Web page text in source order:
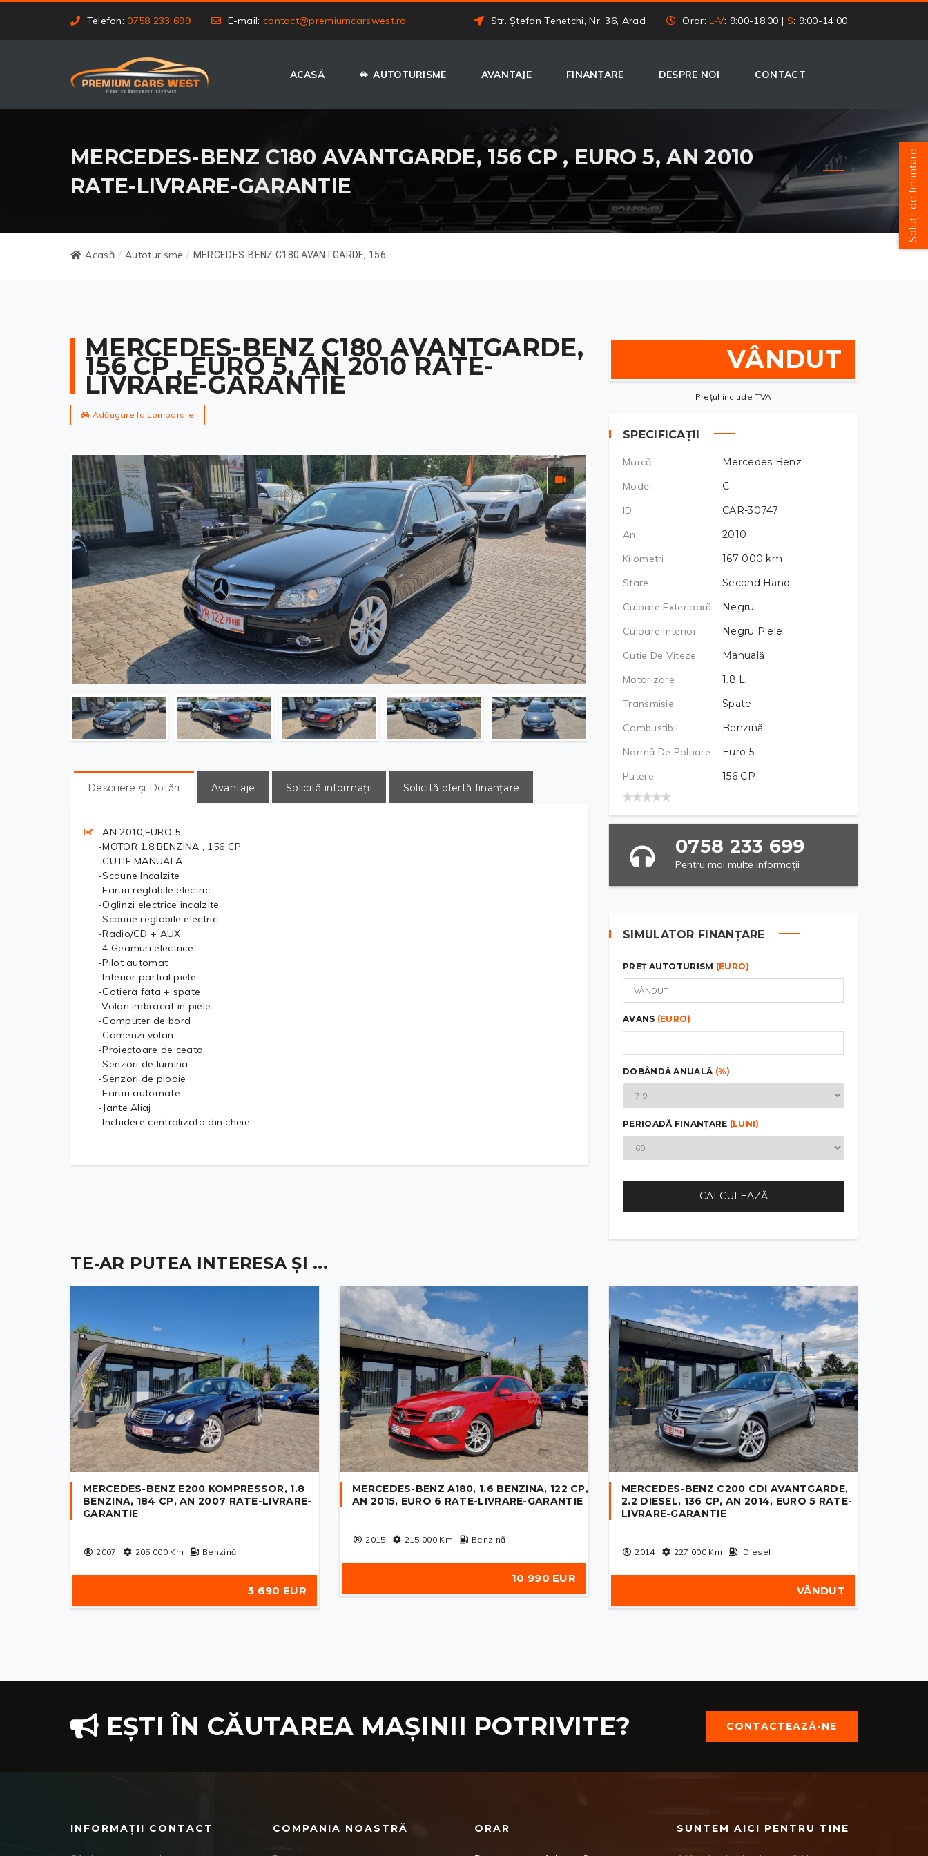
Telefon:0758 233 699 E-mail: contact@premiumcarswest.ro Str. Ștefan Tenetchi, Nr. 36, Arad Orar:L-V: 9:00-18:00 | S: 9:00-14:00
ACASĂ AUTOTURISME AVANTAJE FINANȚARE DESPRE NOI CONTACT
MERCEDES-BENZ C180 AVANTGARDE, 156 CP , EURO 5, AN 2010
RATE-LIVRARE-GARANTIE
Acasă / Autoturisme / MERCEDES-BENZ C180 AVANTGARDE, 156...
MERCEDES-BENZ C180 AVANTGARDE,
156 CP , EURO 5, AN 2010 RATE-
LIVRARE-GARANTIE
Adăugare la comparare
Descriere și Dotări Avantaje Solicită informații Solicită ofertă finanțare
-AN 2010,EURO 5
-MOTOR 1.8 BENZINA , 156 CP
-CUTIE MANUALA
-Scaune Incalzite
-Faruri reglabile electric
-Oglinzi electrice incalzite
-Scaune reglabile electric
-Radio/CD + AUX
-4 Geamuri electrice
-Pilot automat
-Interior partial piele
-Cotiera fata + spate
-Volan imbracat in piele
-Computer de bord
-Comenzi volan
-Proiectoare de ceata
-Senzori de lumina
-Senzori de ploaie
-Faruri automate
-Jante Aliaj
-Inchidere centralizata din cheie
VÂNDUT
Prețul include TVA
SPECIFICAȚII
Marcă
Mercedes Benz
Model
C
ID
CAR-30747
An
2010
Kilometri
167 000 km
Stare
Second Hand
Culoare Exterioară
Negru
Culoare Interior
Negru Piele
Cutie De Viteze
Manuală
Motorizare
1.8 L
Transmisie
Spate
Combustibil
Benzină
Normă De Poluare
Euro 5
Putere
156CP
0758 233 699
Pentru mai multe informații
SIMULATOR FINANȚARE
PREȚ AUTOTURISM (EURO)
AVANS (EURO)
DOBÂNDĂ ANUALĂ (%)
PERIOADĂ FINANȚARE (LUNI)
CALCULEAZĂ
TE-AR PUTEA INTERESA ȘI ...
MERCEDES-BENZ E200 KOMPRESSOR, 1.8
BENZINA, 184 CP, AN 2007 RATE-LIVRARE-
GARANTIE
2007 205 000Km Benzină
5 690 EUR
MERCEDES-BENZ A180, 1.6 BENZINA, 122 CP,
AN 2015, EURO 6 RATE-LIVRARE-GARANTIE
2015 215 000Km Benzină
10 990 EUR
MERCEDES-BENZ C200 CDI AVANTGARDE,
2.2 DIESEL, 136 CP, AN 2014, EURO 5 RATE-
LIVRARE-GARANTIE
2014 227 000Km Diesel
VÂNDUT
EȘTI ÎN CĂUTAREA MAȘINII POTRIVITE? CONTACTEAZĂ-NE
INFORMAȚII CONTACT COMPANIA NOASTRĂ ORAR SUNTEM AICI PENTRU TINE
Soluții de finanțare